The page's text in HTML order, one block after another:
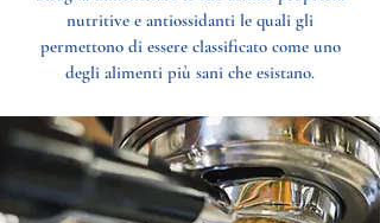
nutritive e antiossidanti le quali gli
permettono di essere classificato come uno
degli alimenti più sani che esistano.